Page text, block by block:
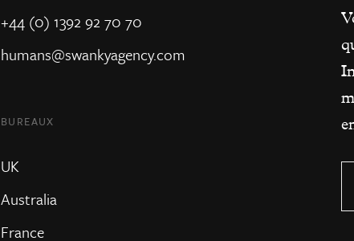
+44 (0) 1392 92 70 70
humans@swankyagency.com
BUREAUX
UK
Australia
France